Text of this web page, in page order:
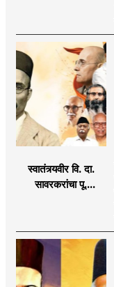
स्वातंत्र्यवीर वि. दा.
सावरकरांचा पू.